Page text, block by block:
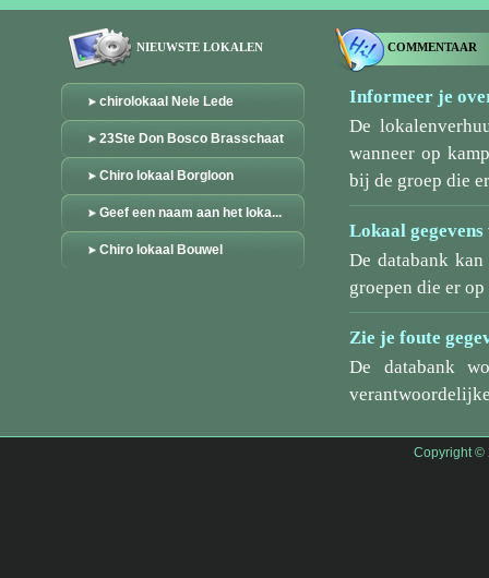
NIEUWSTE LOKALEN
chirolokaal Nele Lede
23Ste Don Bosco Brasschaat
Chiro lokaal Borgloon
Geef een naam aan het loka...
Chiro lokaal Bouwel
COMMENTAAR
Informeer je
De
wanneer op
bij de groep die
Lokaal
De databank
groepen die er
Zie je foute
De databank
Copyright ©